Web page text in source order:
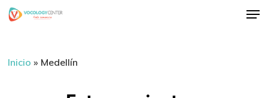
Skip
content
Inicio » Medellín